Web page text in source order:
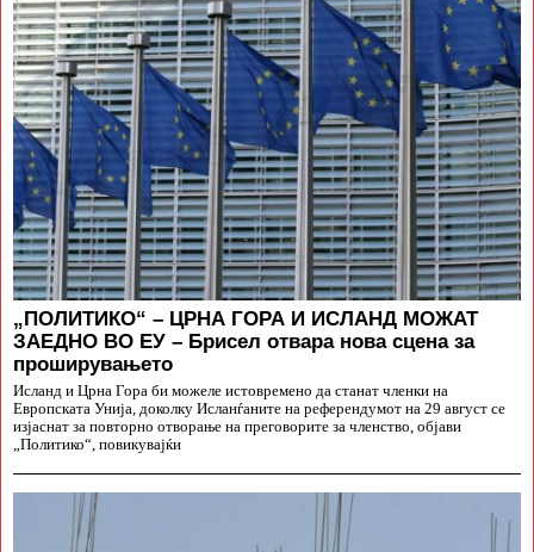
„ПОЛИТИКО“ – ЦРНА ГОРА И ИСЛАНД МОЖАТ
ЗАЕДНО ВО ЕУ – Брисел отвара нова сцена за
проширувањето
Исланд и Црна Гора би можеле истовремено да станат членки на
Европската Унија, доколку Исланѓаните на референдумот на 29 август се
изјаснат за повторно отворање на преговорите за членство, објави
„Политико“, повикувајќи